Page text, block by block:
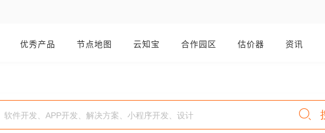
优秀产品 节点地图 云知宝 合作园区 估价器 资讯